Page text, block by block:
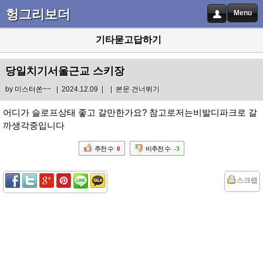
헝그리보더 Menu
기타묻고답하기
당일치기서울근교 스키장
by 미스터쏜~~| 2024.12.09 | | 본문 건너뛰기
어디가 슬로프상태 좋고 갈만한가요? 참고로저는비발디파크로 갈
까생각중입니다
추천 수 0 비추천 수 -3
스크랩